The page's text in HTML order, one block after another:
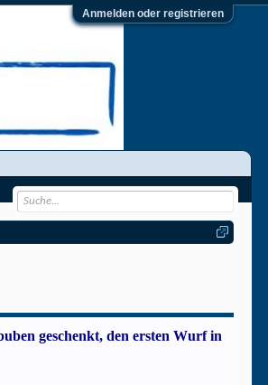
Anmelden oder registrieren
geschenkt, den ersten Wurf in